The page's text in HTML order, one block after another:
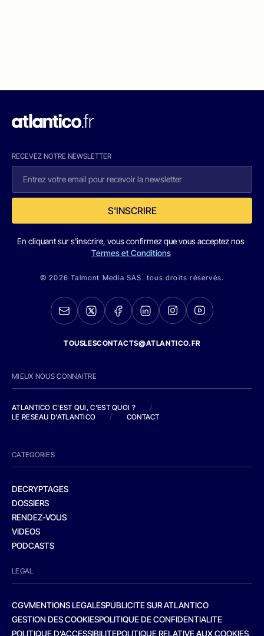
RECEVEZ NOTRE NEWSLETTER
S'INSCRIRE
En cliquant sur s'inscrire, vous confirmez que vous acceptez nos
Termes et Conditions
© 2026 Talmont Media SAS. tous droits réservés.
TOUSLESCONTACTS@ATLANTICO.FR
MIEUX NOUS CONNAITRE
ATLANTICO C'EST QUI, C'EST QUOI ?
/
LE RESEAU D'ATLANTICO
/ CONTACT
CATEGORIES
DECRYPTAGES
DOSSIERS
RENDEZ-VOUS
VIDEOS
PODCASTS
LEGAL
CGVMENTIONS LEGALESPUBLICITE SUR ATLANTICO
GESTION DES COOKIESPOLITIQUE DE CONFIDENTIALITE
POLITIQUE D’ACCESSIBILITEPOLITIQUE RELATIVE AUX COOKIES